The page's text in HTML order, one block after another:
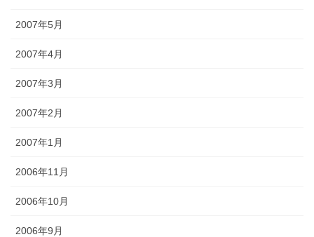
2007年5月
2007年4月
2007年3月
2007年2月
2007年1月
2006年11月
2006年10月
2006年9月